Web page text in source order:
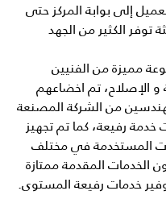
إلى بوابة المركز حتى
توفر الكثير من الجهد
مميزة من الفنيين
و الإصلاح، تم اخضاعهم
من الشركة المصنعة
رفيعة، كما تم تجهيز
المستخدمة في مختلف
الخدمات المقدمة ممتازة
خدمات رفيعة المستوى.